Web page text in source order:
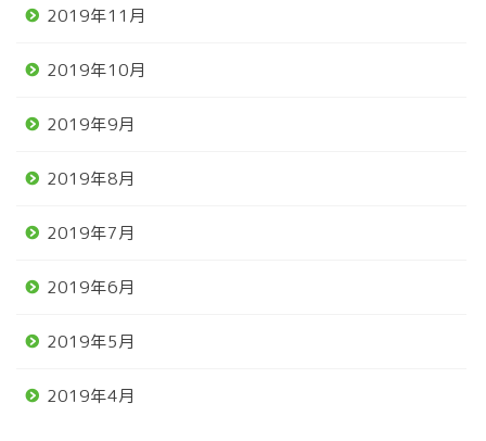
2019年11月
2019年10月
2019年9月
2019年8月
2019年7月
2019年6月
2019年5月
2019年4月